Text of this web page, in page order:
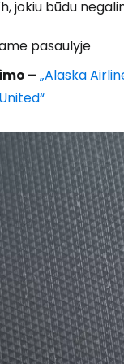
jokiu būdu
pasaulyje
– „Alaska